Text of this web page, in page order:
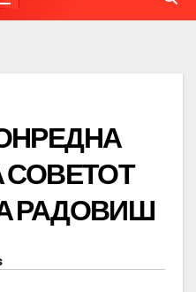
РАДОВИШ